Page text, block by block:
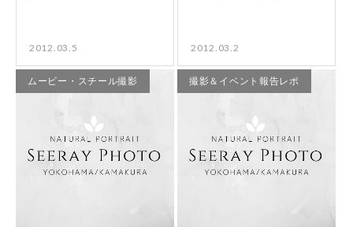
2012.03.5 2012.03.2
ムービー・スチール撮影 撮影＆イベント報告レポ